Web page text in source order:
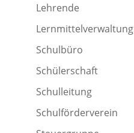
Lehrende
Lernmittelverwaltung
Schulbüro
Schülerschaft
Schulleitung
Schulförderverein